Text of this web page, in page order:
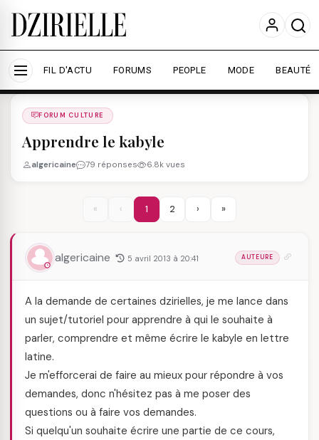
Nous utilisons des cookies pour améliorer votre
expérience et mesurer l'audience.
En savoir plus
Accepter tout Personnaliser
FIL D'ACTU FORUMS PEOPLE MODE BEAUTÉ
Forums
FORUM CULTURE
Apprendre le kabyle
algericaine 79 réponses 6.8k vues
« ‹ 1 2 › »
algericaine 5 avril 2013 à 20:41 AUTEURE
A la demande de certaines dzirielles, je me lance dans
un sujet/tutoriel pour apprendre à qui le souhaite à
parler, comprendre et même écrire le kabyle en lettre
latine.
Je m'efforcerai de faire au mieux pour répondre à vos
demandes, donc n'hésitez pas à me poser des
questions ou à faire vos demandes.
Si quelqu'un souhaite écrire une partie de ce cours,